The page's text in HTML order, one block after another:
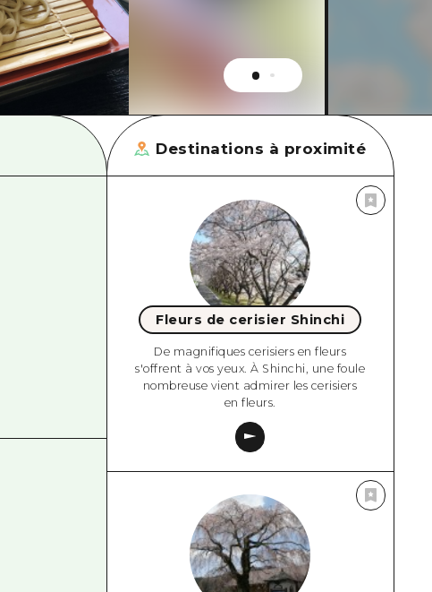
Destinations à proximité
Fleurs de cerisier Shinchi
De magnifiques cerisiers en fleurs
s'offrent à vos yeux. À Shinchi, une foule
nombreuse vient admirer les cerisiers
en fleurs.